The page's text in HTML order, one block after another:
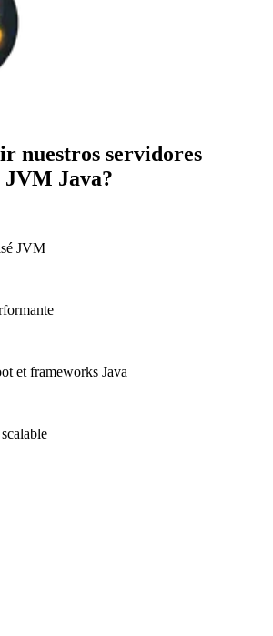
nuestros servidores
JVM Java?
JVM
et frameworks Java